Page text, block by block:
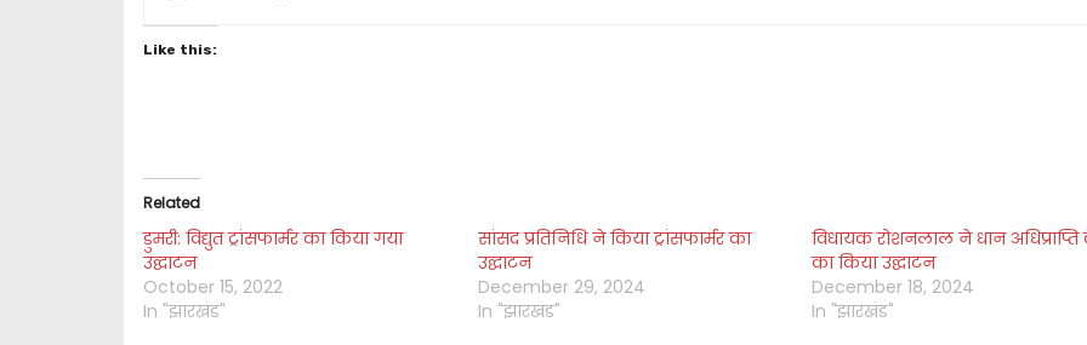
Like this:
Related
डुमरी: विद्युत ट्रांसफार्मर का किया गया
उद्घाटन
October 15, 2022
In "झारखंड"
सांसद प्रतिनिधि ने किया ट्रांसफार्मर का
उद्घाटन
December 29, 2024
In "झारखंड"
विधायक रोशनलाल ने धान अधिप्राप्ति
का किया उद्घाटन
December 18, 2024
In "झारखंड"